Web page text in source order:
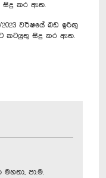
සිදු කර ඇත.
වර්ෂයේ බඩ ඉරිඟු
කටයුතු සිදු කර ඇත.
පා.ම.